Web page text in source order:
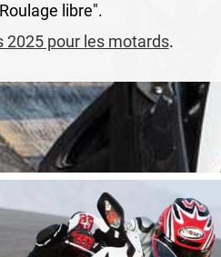
libre".
2025 pour les motards.